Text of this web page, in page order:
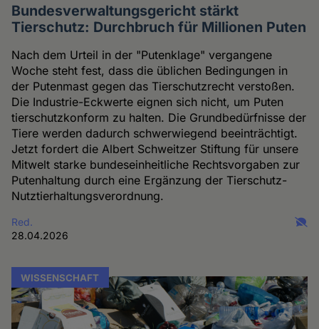
Bundesverwaltungsgericht stärkt
Tierschutz: Durchbruch für Millionen Puten
Nach dem Urteil in der "Putenklage" vergangene
Woche steht fest, dass die üblichen Bedingungen in
der Putenmast gegen das Tierschutzrecht verstoßen.
Die Industrie-Eckwerte eignen sich nicht, um Puten
tierschutzkonform zu halten. Die Grundbedürfnisse der
Tiere werden dadurch schwerwiegend beeinträchtigt.
Jetzt fordert die Albert Schweitzer Stiftung für unsere
Mitwelt starke bundeseinheitliche Rechtsvorgaben zur
Putenhaltung durch eine Ergänzung der Tierschutz-
Nutztierhaltungsverordnung.
Red.
28.04.2026
WISSENSCHAFT